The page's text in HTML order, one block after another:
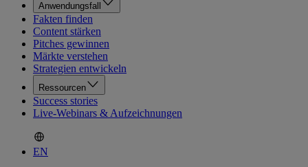
Anwendungsfall
Fakten finden
Content stärken
Pitches gewinnen
Märkte verstehen
Strategien entwickeln
Ressourcen
Success stories
Live-Webinars & Aufzeichnungen
EN